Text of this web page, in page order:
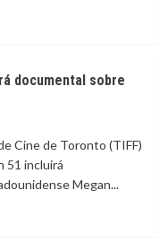
documental sobre
Cine de Toronto (TIFF)
51 incluirá
Megan...